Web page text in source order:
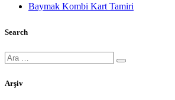
Baymak Kombi Kart Tamiri
Search
Ara:
Arşiv